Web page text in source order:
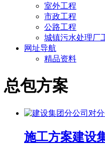
室外工程
市政工程
公路工程
城镇污水处理厂
网址导航
精品资料
总包方案
施工方案建设